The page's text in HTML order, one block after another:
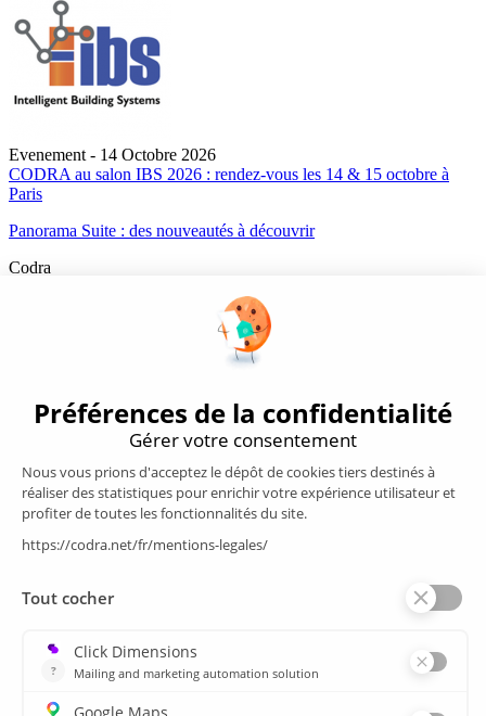
Evenement - 14 Octobre 2026
CODRA au salon IBS 2026 : rendez-vous les 14 & 15 octobre à
Paris
Panorama Suite : des nouveautés à découvrir
Codra
Éditeur des logiciels Panorama Suite et COOX Origin, CODRA est
également un acteur reconnu dans le secteur de l'ingénierie logicielle
Supervision/SCADA
Suivi énergie
MES
Formations
plan du site
Ressources